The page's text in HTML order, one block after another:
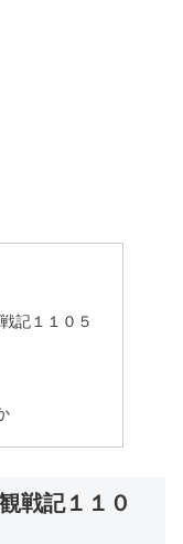
記１１０５
戦記１１０